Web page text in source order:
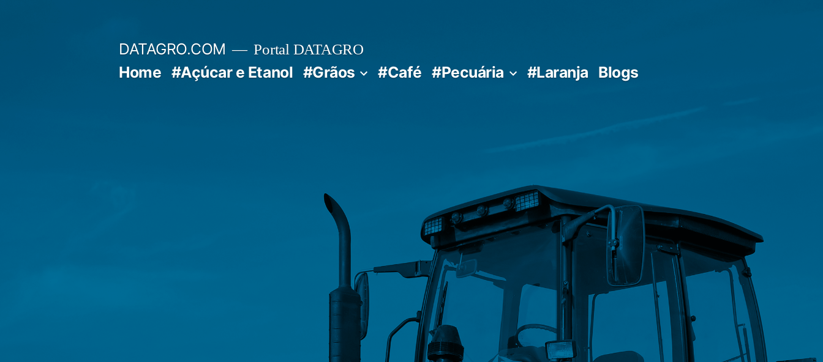
DATAGRO.COM Portal DATAGRO
Home #Açúcar e Etanol #Grãos #Café #Pecuária #Laranja Blogs